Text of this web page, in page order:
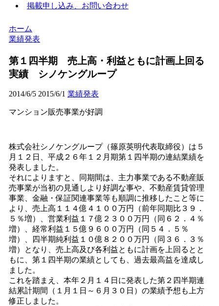
掲載申し込み、お問い合わせ
ホーム
業績発表
第１四半期 売上高・利益ともに計画上回る
実績 シノケングループ
2014/6/5 2015/6/1 業績発表
マンション販売事業が好調
株式会社シノケングループ（篠原英明代表取締役）は５
月１２日、平成２６年１２月期第１四半期の連結業績を
発表しました。
それによりますと、同期間は、主力事業である不動産販
売事業が当初の見通しより好調な事や、不動産賃貸管理
事業、金融・保証関連事業等も順調に推移したこと等に
より、売上高１１４億４１００万円（前年同期比３９．
５％増）、営業利益１７億２３００万円（同６２．４％
増）、経常利益１５億９６００万円（同５４．５％
増）、四半期純利益１０億８２００万円（同３６．３％
増）となり、売上高及び各利益ともに計画を上回るとと
もに、第１四半期の業績としても、過去最高益を達成し
ました。
これを踏まえ、本年２月１４日に発表した第２四半期連
結累計期間（１月１日～６月３０日）の業績予想も上方
修正しました。